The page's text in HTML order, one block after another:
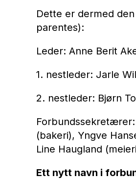
Dette er dermed
parentes):
Leder: Anne Berit
1. nestleder: Jarle
2. nestleder: Bjørn
(bakeri), Yngve
Line Haugland
Ett nytt navn i